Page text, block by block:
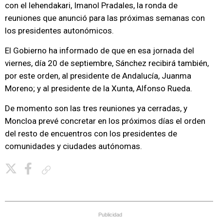
con el lehendakari, Imanol Pradales, la ronda de
reuniones que anunció para las próximas semanas con
los presidentes autonómicos.
El Gobierno ha informado de que en esa jornada del
viernes, día 20 de septiembre, Sánchez recibirá también,
por este orden, al presidente de Andalucía, Juanma
Moreno; y al presidente de la Xunta, Alfonso Rueda.
De momento son las tres reuniones ya cerradas, y
Moncloa prevé concretar en los próximos días el orden
del resto de encuentros con los presidentes de
comunidades y ciudades autónomas.
Publicidad